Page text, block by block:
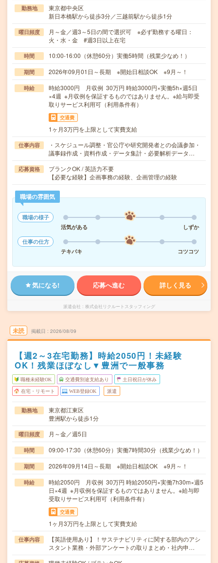
勤務地
東京都中央区
新日本橋駅から徒歩3分／三越前駅から徒歩1分
曜日頻度
月～金／週3～5日の間で選択可 ※必ず勤務する曜日：
火・水・金 #週3日以上在宅
時間 10:00-16:00（休憩60分）実働5時間（残業少なめ！）
期間 2026年09月01日～長期 ※開始日相談OK ※9月～！
時給
時給3000円 月収例 30万円 時給3000円×実働5h×週5日
×4週 ※月収例を保証するものではありません。※給与即受
取りサービス利用可（利用条件有）
交通費
1ヶ月3万円を上限として実費支給
仕事内容
・スケジュール調整・官公庁や研究開発者との会議参加・
議事録作成・資料作成・データ集計・必要解析データ…
応募資格
ブランクOK / 英語力不要
【必要な経験】企画事務の経験、企画管理の経験
職場の雰囲気
職場の様子
活気がある
しずか
仕事の仕方
テキパキ
コツコツ
気になる! 応募へ進む 詳しく見る
派遣会社 株式会社リクルートスタッフィング
未読 掲載日 2026/08/09
【週2～3在宅勤務】時給2050円！未経験
OK！残業ほぼなし▼豊洲で一般事務
職種未経験OK 交通費別途支給あり 土日祝日が休み
在宅・リモート WEB登録OK 派遣
勤務地
東京都江東区
豊洲駅から徒歩1分
曜日頻度 月～金／週5日
時間 09:00-17:30（休憩60分）実働7時間30分（残業少なめ！）
期間 2026年09月14日～長期 ※開始日相談OK ※9月～！
時給
時給2050円 月収例 30万円 時給2050円×実働7h30m×週5
日×4週 ※月収例を保証するものではありません。※給与即
受取りサービス利用可（利用条件有）
交通費
1ヶ月3万円を上限として実費支給
仕事内容
【英語使用あり】！サステナビリティに関する部内のアシ
スタント業務・外部アンケートの取りまとめ・社内申…